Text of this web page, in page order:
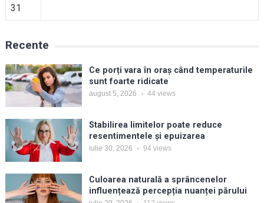
31
Recente
Ce porți vara în oraș când temperaturile
sunt foarte ridicate
august 5, 2026 44 views
Stabilirea limitelor poate reduce
resentimentele și epuizarea
iulie 30, 2026 94 views
Culoarea naturală a sprâncenelor
influențează percepția nuanței părului